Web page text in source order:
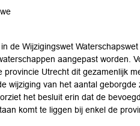
de Wijzigingswet
aangepast worden.
Utrecht dit gezamenlijk
wijziging van het aantal
het besluit erin dat de
komt te liggen bij enkel de